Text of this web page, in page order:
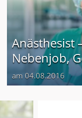
Anästhesist
Nebenjob,
am 04.08.2016